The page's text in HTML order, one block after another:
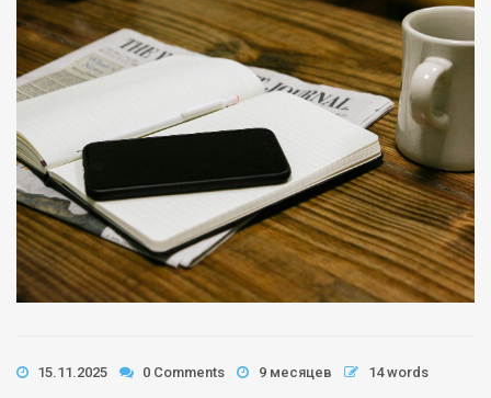
15.11.2025 0 Comments 9 месяцев 14 words